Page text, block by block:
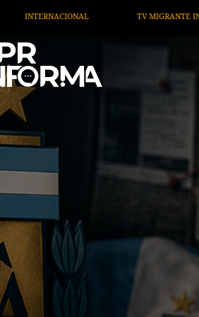
OPINIÓN ARTÍCULOS